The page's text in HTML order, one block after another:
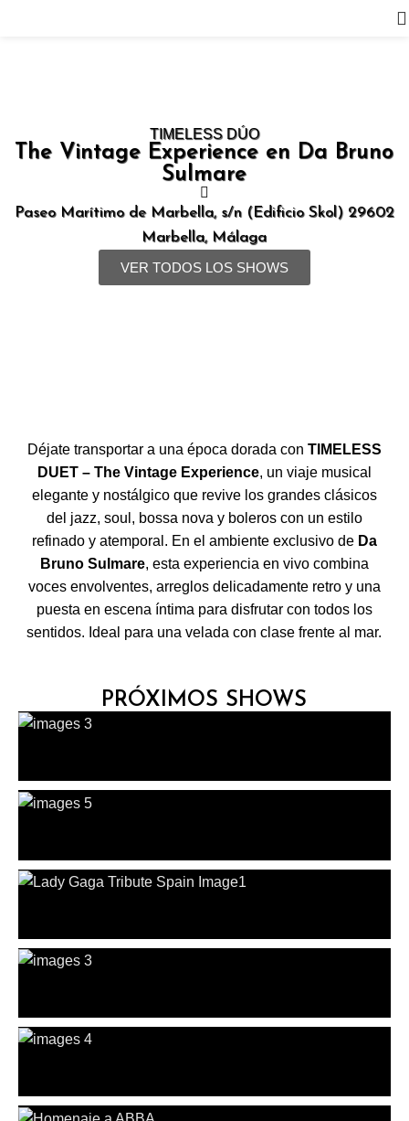
TIMELESS DÚO
The Vintage Experience en Da Bruno
Sulmare
Paseo Marítimo de Marbella, s/n (Edificio Skol) 29602
Marbella, Málaga
VER TODOS LOS SHOWS
Déjate transportar a una época dorada con TIMELESS
DUET – The Vintage Experience, un viaje musical
elegante y nostálgico que revive los grandes clásicos
del jazz, soul, bossa nova y boleros con un estilo
refinado y atemporal. En el ambiente exclusivo de Da
Bruno Sulmare, esta experiencia en vivo combina
voces envolventes, arreglos delicadamente retro y una
puesta en escena íntima para disfrutar con todos los
sentidos. Ideal para una velada con clase frente al mar.
PRÓXIMOS SHOWS
Dúos
PILAR & CARLOS
Ópera
VALERIANO
Tributos
LADY GAGA
Dúos
PILAR & CARLOS
Pop & Rock